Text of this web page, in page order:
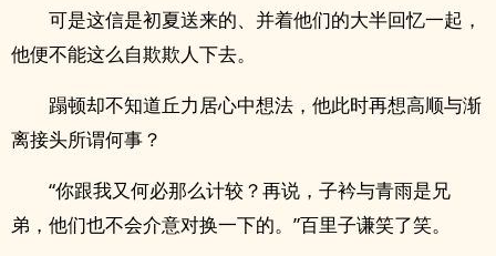
可是这信是初夏送来的、并着他们的大半回忆一起，
他便不能这么自欺欺人下去。
蹋顿却不知道丘力居心中想法，他此时再想高顺与渐
离接头所谓何事？
“你跟我又何必那么计较？再说，子衿与青雨是兄
弟，他们也不会介意对换一下的。”百里子谦笑了笑。